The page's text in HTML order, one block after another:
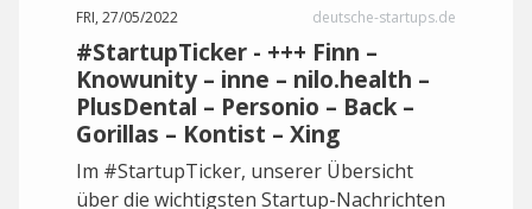
FRI, 27/05/2022 deutsche-startups.de
#StartupTicker - +++ Finn –
Knowunity – inne – nilo.health –
PlusDental – Personio – Back –
Gorillas – Kontist – Xing
Im #StartupTicker, unserer Übersicht
über die wichtigsten Startup-Nachrichten